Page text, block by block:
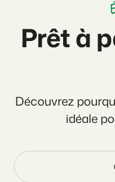
Prêt à
Découvrez
idéale